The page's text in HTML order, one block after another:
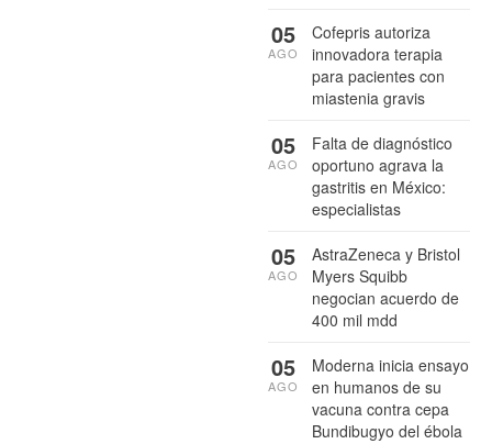
Cofepris autoriza
innovadora terapia
para pacientes con
miastenia gravis
05
AGO
Falta de diagnóstico
oportuno agrava la
gastritis en México:
especialistas
05
AGO
AstraZeneca y Bristol
Myers Squibb
negocian acuerdo de
400 mil mdd
05
AGO
Moderna inicia ensayo
en humanos de su
vacuna contra cepa
Bundibugyo del ébola
05
AGO